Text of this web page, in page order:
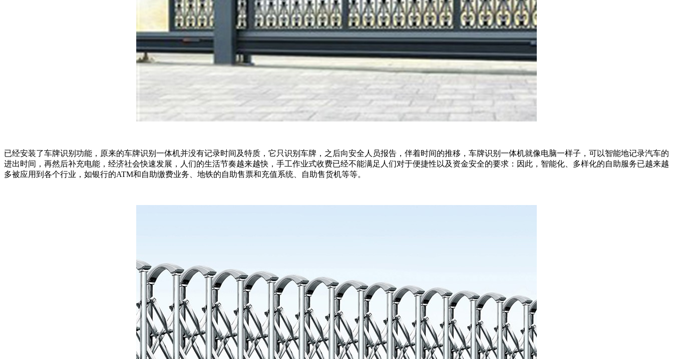
已经安装了车牌识别功能，原来的车牌识别一体机并没有记录时间及特质，它只识别车牌，之后向安全人员报告，伴着时间的推移，车牌识别一体机就像电脑一样子，可以智能地记录汽车的
进出时间，再然后补充电能，经济社会快速发展，人们的生活节奏越来越快，手工作业式收费已经不能满足人们对于便捷性以及资金安全的要求：因此，智能化、多样化的自助服务已越来越
多被应用到各个行业，如银行的ATM和自助缴费业务、地铁的自助售票和充值系统、自助售货机等等。